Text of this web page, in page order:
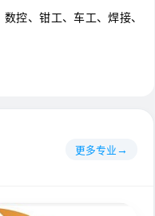
控、钳工、车工、焊接、
更多专业